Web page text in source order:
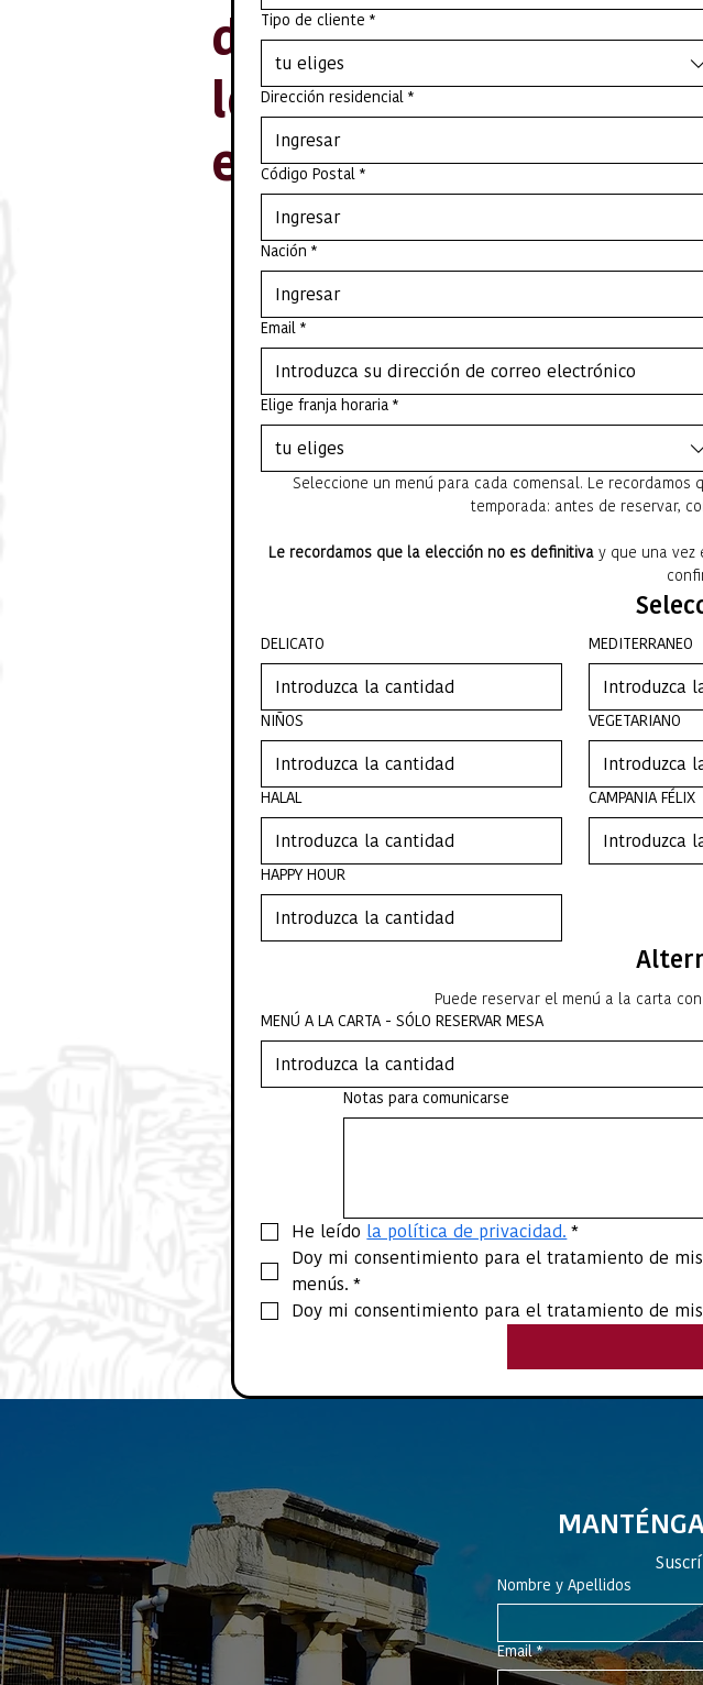
definir junto con
los detalles de tu
en Restaurante
Tipo de cliente *
tu eliges
Dirección residencial *
Código Postal *
Nación *
Email *
Elige franja horaria *
tu eliges
Seleccione un menú para cada comensal. Le recordamos
temporada: antes de reservar,
Le recordamos que la elección no es definitiva y que una vez
DELICATO MEDITERRANEO
NIÑOS VEGETARIANO
HALAL CAMPANIA FÉLIX
HAPPY HOUR
Puede reservar el menú a la carta
MENÚ A LA CARTA - SÓLO RESERVAR MESA
Notas para comunicarse
He leído la política de privacidad. *
Doy mi consentimiento para el tratamiento de
menús. *
Doy mi consentimiento para el tratamiento de
Nombre y Apellidos
Email *